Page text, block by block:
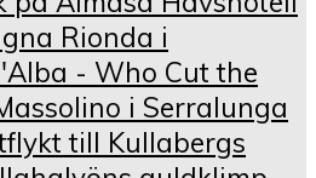
Rionda i
- Who Cut the
i Serralunga
till Kullabergs